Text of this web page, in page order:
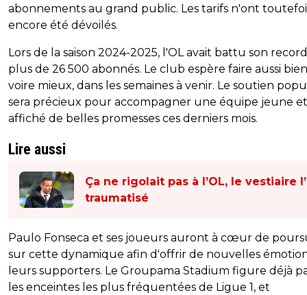
abonnements au grand public. Les tarifs n'ont
encore été dévoilés.
Lors de la saison 2024-2025, l'OL avait battu son
plus de 26 500 abonnés. Le club espère faire aussi
voire mieux, dans les semaines à venir. Le soutien
sera précieux pour accompagner une équipe jeune
affiché de belles promesses ces derniers mois.
Lire aussi
Ça ne rigolait pas à l’OL, le vestiaire
traumatisé
Paulo Fonseca et ses joueurs auront à cœur de
sur cette dynamique afin d'offrir de nouvelles
leurs supporters. Le Groupama Stadium figure déjà
les enceintes les plus fréquentées de Ligue 1, et